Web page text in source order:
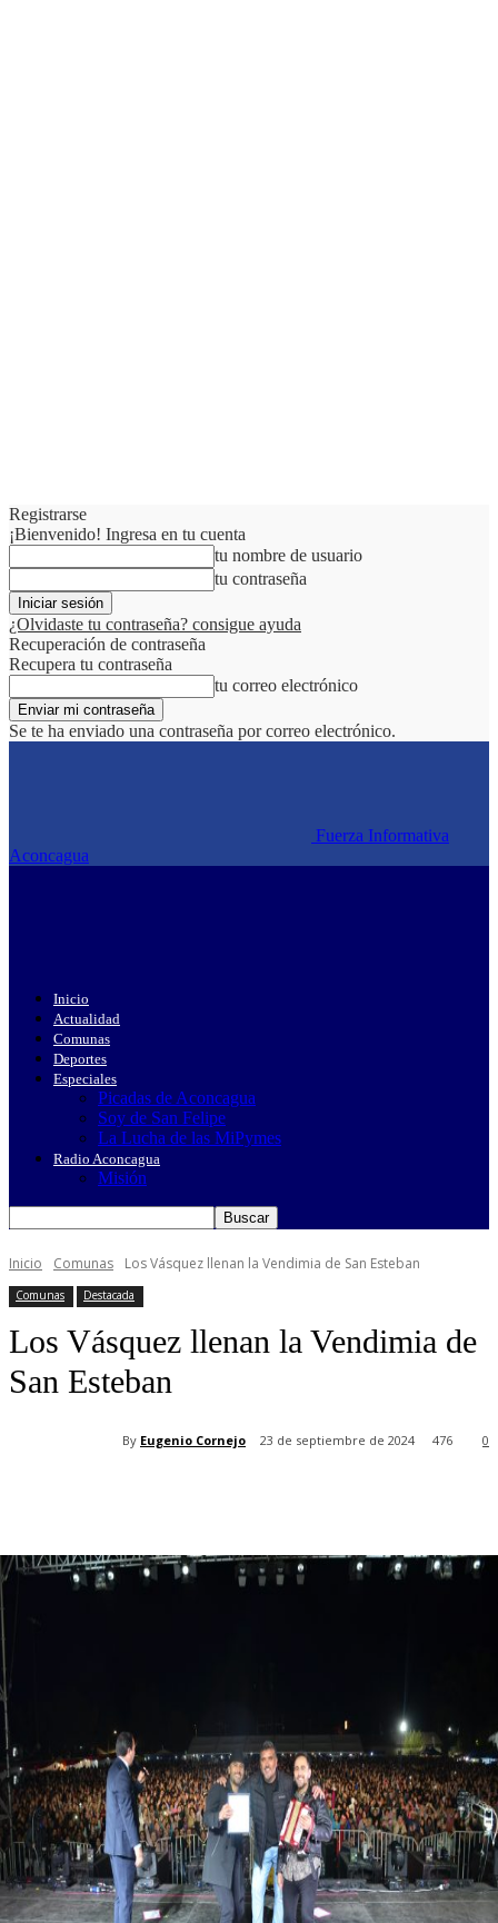
Registrarse
¡Bienvenido! Ingresa en tu cuenta
tu nombre de usuario
tu contraseña
¿Olvidaste tu contraseña? consigue ayuda
Recuperación de contraseña
Recupera tu contraseña
tu correo electrónico
Se te ha enviado una contraseña por correo electrónico.
Fuerza Informativa
Aconcagua
Inicio
Actualidad
Comunas
Deportes
Especiales
Picadas de Aconcagua
Soy de San Felipe
La Lucha de las MiPymes
Radio Aconcagua
Misión
Inicio Comunas Los Vásquez llenan la Vendimia de San Esteban
Comunas Destacada
Los Vásquez llenan la Vendimia de
San Esteban
By Eugenio Cornejo 23 de septiembre de 2024 0
476